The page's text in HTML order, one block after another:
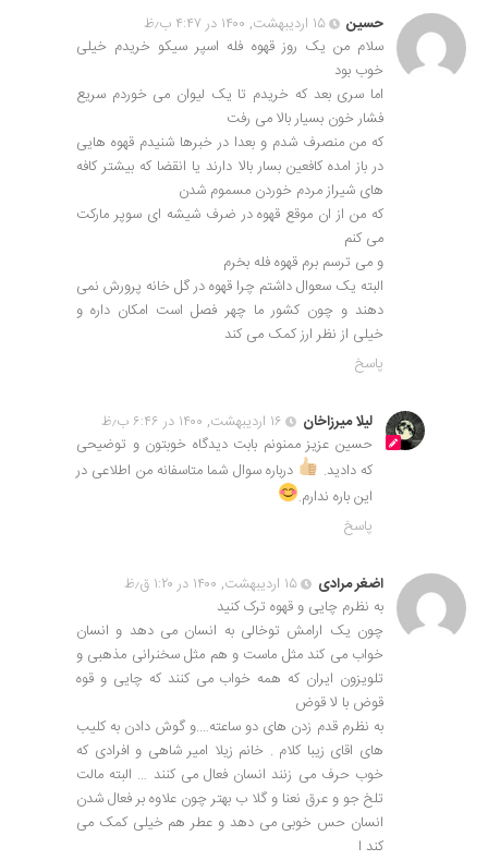
حسین
۱۵ اردیبهشت, ۱۴۰۰ در ۴:۴۷ ب٫ظ
سلام من یک روز قهوه فله اسپر سیکو خریدم خیلی
خوب بود
اما سری بعد که خریدم تا یک لیوان می خوردم سریع
فشار خون بسیار بالا می رفت
که من منصرف شدم و بعدا در خبرها شنیدم قهوه هایی
در باز امده کافعین بسار بالا دارند یا انقضا که بیشتر کافه
های شیراز مردم خوردن مسموم شدن
که من از ان موقع قهوه در ضرف شیشه ای سوپر مارکت
می کنم
و می ترسم برم قهوه فله بخرم
البته یک سعوال داشتم چرا قهوه در گل خانه پرورش نمی
دهند و چون کشور ما چهر فصل است امکان داره و
خیلی از نظر ارز کمک می کند
پاسخ
لیلا میرزاخان
۱۶ اردیبهشت, ۱۴۰۰ در ۶:۴۶ ب٫ظ
حسین عزیز ممنونم بابت دیدگاه خوبتون و توضیحی
که دادید.
درباره سوال شما متاسفانه من اطلاعی در
این باره ندارم.
پاسخ
اضغر مرادی
۱۵ اردیبهشت, ۱۴۰۰ در ۱:۲۰ ق٫ظ
به نظرم چایی و قهوه ترک کنید
چون یک ارامش توخالی به انسان می دهد و انسان
خواب می کند مثل ماست و هم مثل سخنرانی مذهبی و
تلویزون ایران که همه خواب می کنند که چایی و قوه
قوض با لا قوض
به نظرم قدم زدن های دو ساعته….و گوش دادن به کلیب
های اقای زیبا کلام . خانم زیلا امیر شاهی و افرادی که
خوب حرف می زنند انسان فعال می کنند … البته مالت
تلخ جو و عرق نعنا و گلا ب بهتر چون علاوه بر فعال شدن
انسان حس خوبی می دهد و عطر هم خیلی کمک می
کند ا